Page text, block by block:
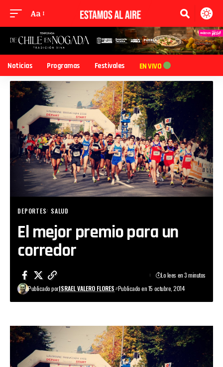
Aa
Noticias Programas Festivales EN VIVO
DEPORTES SALUD
El mejor premio para un
corredor
Publicado porISRAEL VALERO FLORES Publicado en 15 octubre, 2014
Lo lees en 3 minutos